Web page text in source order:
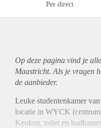
Per direct
Op deze pagina vind je
Maastricht. Als je vragen
de aanbieder.
Leuke studentenkamer
locatie in WYCK
Keuken, toilet en